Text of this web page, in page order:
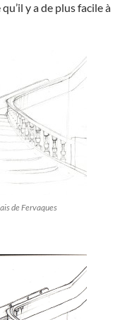
qu’il y a de plus facile à
de Fervaques